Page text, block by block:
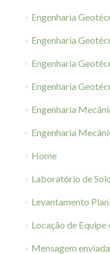
Engenharia
Engenharia
Engenharia
Engenharia
Engenharia
Engenharia
Home
Laboratório de
Levantamento
Locação de
Mensagem enviada